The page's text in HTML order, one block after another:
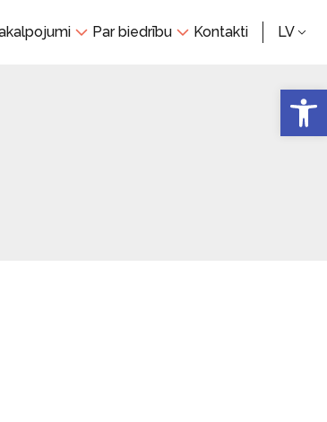
Par biedrību Kontakti LV